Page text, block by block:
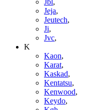
Jeja,
Jeutech,
Ji,
Jvc,
K
Kaon,
Karat,
Kaskad,
Kentatsu,
Kenwood,
Keydo,